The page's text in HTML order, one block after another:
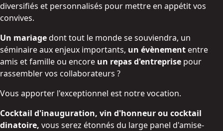
diversifiés et personnalisés pour mettre en appétit vos
convives.
Un mariagedont tout le monde se souviendra, un
séminaire aux enjeux importants, un évènement entre
amis et famille ou encore un repas d'entreprise pour
rassembler vos collaborateurs ?
Vous apporter l'exceptionnel est notre vocation.
Cocktail d'inauguration, vin d'honneur ou cocktail
dinatoire, vous serez étonnés du large panel d'amise-